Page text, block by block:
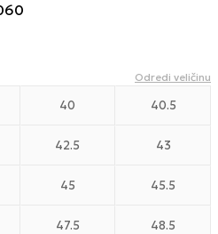
Odredi veličinu
40 40.5
42.5 43
45 45.5
47.5 48.5